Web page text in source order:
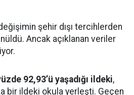
şehir dışı tercihlerden
Ancak açıklanan veriler
92,93’ü yaşadığı ildeki,
bir ildeki okula yerleşti. Geçen